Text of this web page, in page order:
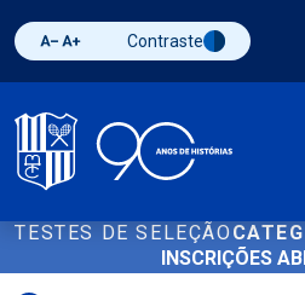
Diminuir fonte
Aumentar fonteAlternar contraste
Contraste
TESTES DE SELEÇÃO
INSCRIÇÕES